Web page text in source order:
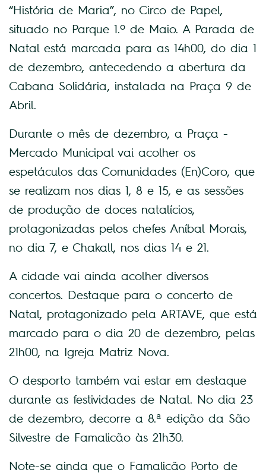
“História de Maria”, no Circo de Papel,
situado no Parque 1.º de Maio. A Parada de
Natal está marcada para as 14h00, do dia 1
de dezembro, antecedendo a abertura da
Cabana Solidária, instalada na Praça 9 de
Abril.
Durante o mês de dezembro, a Praça -
Mercado Municipal vai acolher os
espetáculos das Comunidades (En)Coro, que
se realizam nos dias 1, 8 e 15, e as sessões
de produção de doces natalícios,
protagonizadas pelos chefes Aníbal Morais,
no dia 7, e Chakall, nos dias 14 e 21.
A cidade vai ainda acolher diversos
concertos. Destaque para o concerto de
Natal, protagonizado pela ARTAVE, que está
marcado para o dia 20 de dezembro, pelas
21h00, na Igreja Matriz Nova.
O desporto também vai estar em destaque
durante as festividades de Natal. No dia 23
de dezembro, decorre a 8.ª edição da São
Silvestre de Famalicão às 21h30.
Note-se ainda que o Famalicão Porto de